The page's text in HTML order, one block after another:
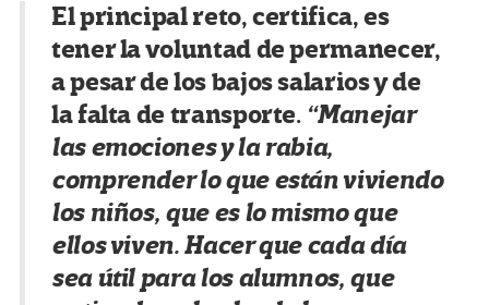
El principal reto, certifica, es
tener la voluntad de permanecer,
a pesar de los bajos salarios y de
la falta de transporte. “Manejar
las emociones y la rabia,
comprender lo que están viviendo
los niños, que es lo mismo que
ellos viven. Hacer que cada día
sea útil para los alumnos, que